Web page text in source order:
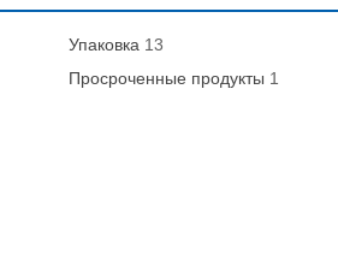
Премиум размещение
Упаковка 13
Просроченные продукты 1